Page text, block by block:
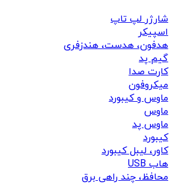
شارژر لپ تاپ
اسپیکر
هدفون، هدست، هندزفری
گیم پد
کارت صدا
میکروفون
ماوس و کیبورد
ماوس
ماوس پد
کیبورد
کاور، لیبل کیبورد
هاب USB
محافظ، چند راهی برق